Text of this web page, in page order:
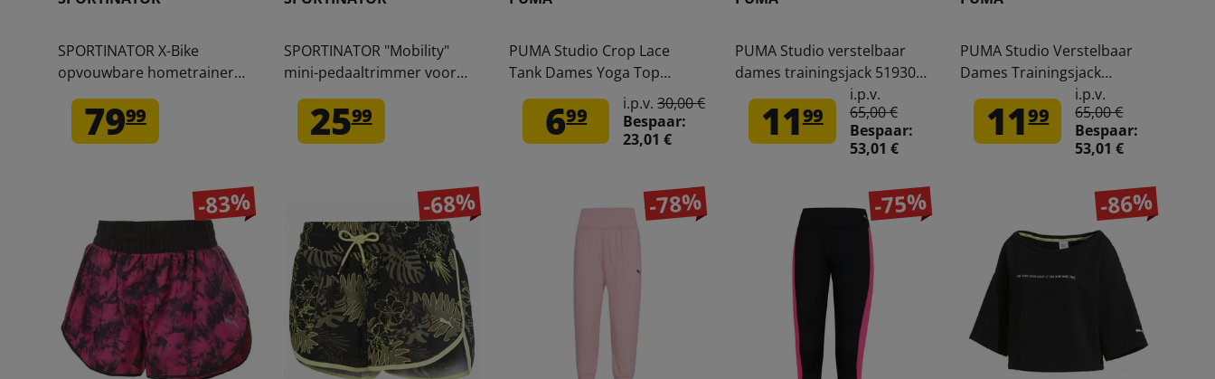
SPORTINATOR X-Bike
opvouwbare hometrainer
zwart
7999
SPORTINATOR "Mobility"
mini-pedaaltrimmer voor
benen en armen zwart
2599
PUMA Studio Crop Lace
Tank Dames Yoga Top
657020-05
699 i.p.v.30,00 €
Bespaar:
23,01 €
PUMA Studio verstelbaar
dames trainingsjack 519309-
1199
i.p.v.
65,00 €
Bespaar:
53,01 €
PUMA Studio Verstelbaar
Dames Trainingsjack
519309-01
1199
i.p.v.
65,00 €
Bespaar:
53,01 €
-83% -68% -78% -75% -86%